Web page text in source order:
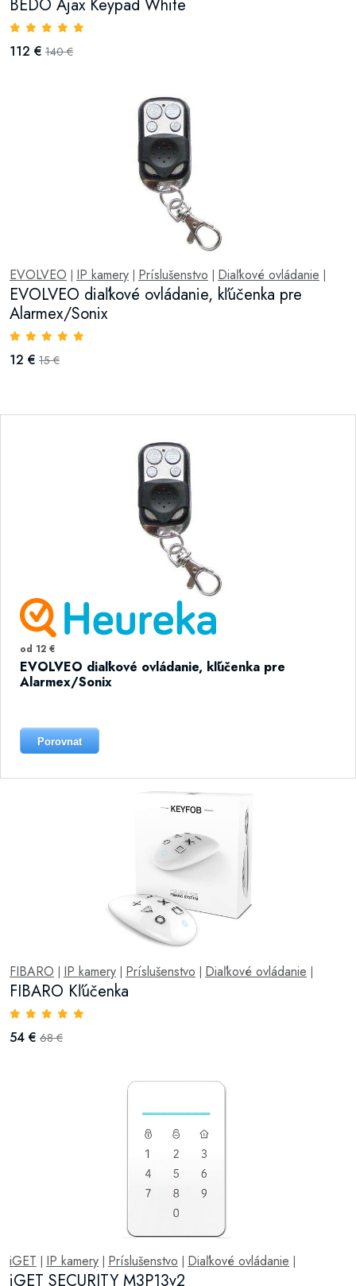
BEDO Ajax Keypad White
112 € 140 €
EVOLVEO IP kamery Príslušenstvo Diaľkové ovládanie
EVOLVEO diaľkové ovládanie, kľúčenka pre
Alarmex/Sonix
12 € 15 €
od 12 €
EVOLVEO diaľkové ovládanie, kľúčenka pre
Alarmex/Sonix
Porovnat
FIBARO IP kamery Príslušenstvo Diaľkové ovládanie
FIBARO Kľúčenka
54 € 68 €
iGET IP kamery Príslušenstvo Diaľkové ovládanie
iGET SECURITY M3P13v2